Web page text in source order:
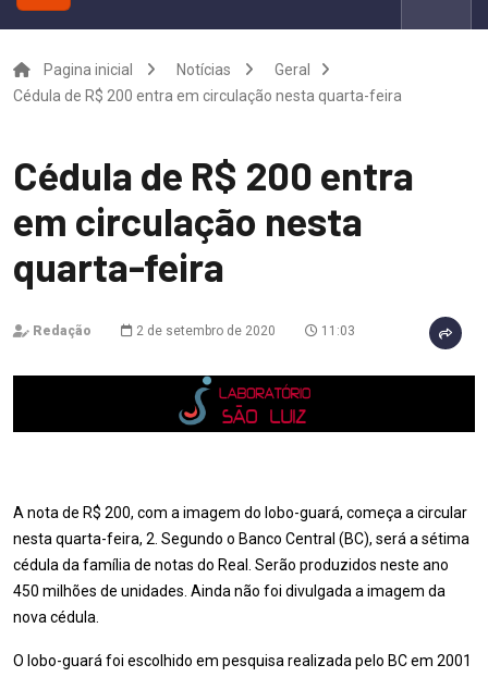
Pagina inicial Notícias
Geral
Cédula de R$ 200 entra em circulação nesta quarta-feira
Cédula de R$ 200 entra
em circulação nesta
quarta-feira
Redação 2 de setembro de 2020 11:03
A nota de R$ 200, com a imagem do lobo-guará, começa a circular
nesta quarta-feira, 2. Segundo o Banco Central (BC), será a sétima
cédula da família de notas do Real. Serão produzidos neste ano
450 milhões de unidades. Ainda não foi divulgada a imagem da
nova cédula.
O lobo-guará foi escolhido em pesquisa realizada pelo BC em 2001